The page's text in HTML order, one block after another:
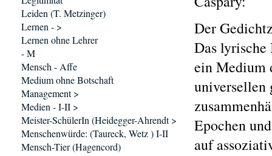
Der
Das lyrische
ein Medium
universellen
Epochen
auf
Leiden (T. Metzinger)
Lernen - >
Lernen ohne Lehrer
- M
Mensch - Affe
Medium ohne Botschaft
Management >
Medien - I-II >
Meister-SchülerIn (Heidegger-Ahrendt >
Menschenwürde: (Taureck, Wetz ) I-II
Mensch-Tier (Hagencord)